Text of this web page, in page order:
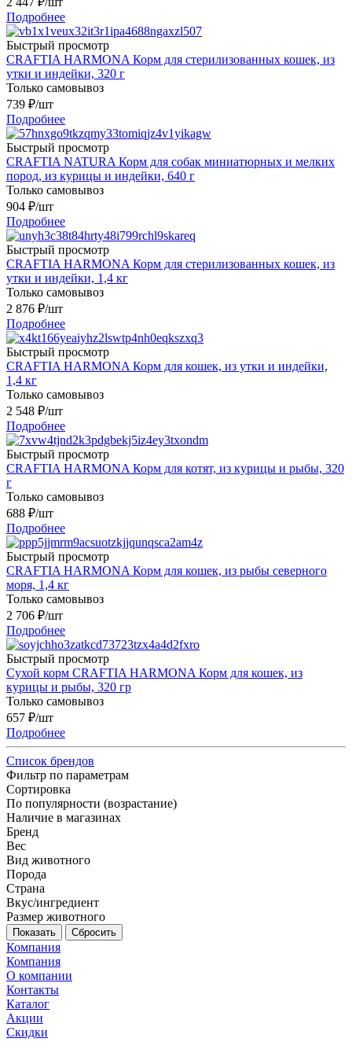
Подробнее
Быстрый просмотр
CRAFTIA HARMONA Корм для стерилизованных кошек, из
утки и индейки, 320 г
Только самовывоз
739 ₽/шт
Подробнее
Быстрый просмотр
CRAFTIA NATURA Корм для собак миниатюрных и мелких
пород, из курицы и индейки, 640 г
Только самовывоз
904 ₽/шт
Подробнее
Быстрый просмотр
CRAFTIA HARMONA Корм для стерилизованных кошек, из
утки и индейки, 1,4 кг
Только самовывоз
2 876 ₽/шт
Подробнее
Быстрый просмотр
CRAFTIA HARMONA Корм для кошек, из утки и индейки,
1,4 кг
Только самовывоз
2 548 ₽/шт
Подробнее
Быстрый просмотр
CRAFTIA HARMONA Корм для котят, из курицы и рыбы, 320
г
Только самовывоз
688 ₽/шт
Подробнее
Быстрый просмотр
CRAFTIA HARMONA Корм для кошек, из рыбы северного
моря, 1,4 кг
Только самовывоз
2 706 ₽/шт
Подробнее
Быстрый просмотр
Сухой корм CRAFTIA HARMONA Корм для кошек, из
курицы и рыбы, 320 гр
Только самовывоз
657 ₽/шт
Подробнее
Список брендов
Фильтр по параметрам
Сортировка
По популярности (возрастание)
Наличие в магазинах
Бренд
Вес
Вид животного
Порода
Страна
Вкус/ингредиент
Размер животного
Сбросить
Компания
Компания
О компании
Контакты
Каталог
Акции
Скидки